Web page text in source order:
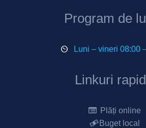
Program de
Luni – vineri 08:00
Linkuri
Plăți online
Buget local